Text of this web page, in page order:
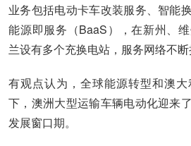
业务包括电动卡车改装服务、智能
能源即服务（BaaS），在新州、
兰设有多个充换电站，服务网络不断
有观点认为，全球能源转型和澳
下，澳洲大型运输车辆电动化迎来
发展窗口期。